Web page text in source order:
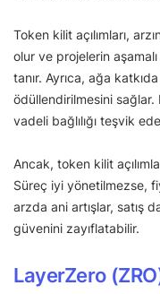
Token kilit açılımları,
olur ve projelerin
tanır. Ayrıca, ağa
ödüllendirilmesini
vadeli bağlılığı teşvik
Ancak, token kilit
Süreç iyi yönetilmezse,
arzda ani artışlar, satış
güvenini zayıflatabilir.
LayerZero